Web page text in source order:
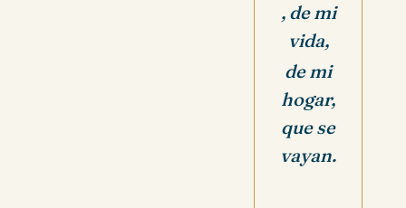
, de mi
vida,
de mi
hogar,
que se
vayan.